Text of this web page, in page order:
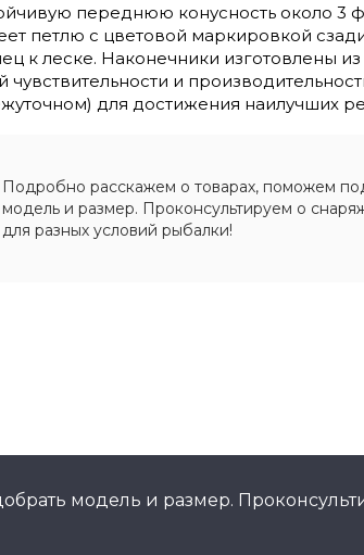
переднюю конусность около 3
петлю с цветовой маркировкой
к леске. Наконечники изготовлены
и
для достижения наилучших
Подробно расскажем о товарах, поможем
модель и размер. Проконсультируем о
для разных условий рыбалки!
модель и размер.